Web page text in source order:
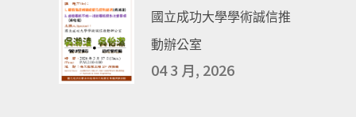
國立成功大學學術誠信推
動辦公室
04 3 月, 2026